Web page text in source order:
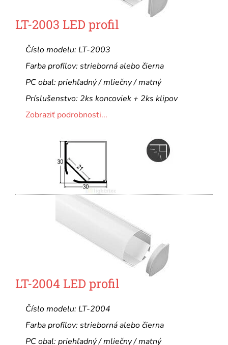
LT-2003 LED profil
Číslo modelu: LT-2003
Farba profilov: strieborná alebo čierna
PC obal: priehľadný / mliečny / matný
Príslušenstvo: 2ks koncoviek + 2ks klipov
Zobraziť podrobnosti...
LT-2004 LED profil
Číslo modelu: LT-2004
Farba profilov: strieborná alebo čierna
PC obal: priehľadný / mliečny / matný